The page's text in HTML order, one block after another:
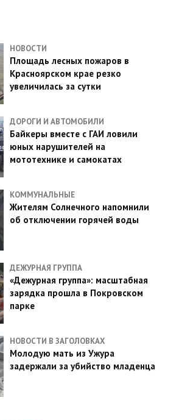
НОВОСТИ
Площадь лесных пожаров в
Красноярском крае резко
увеличилась за сутки
ДОРОГИ И АВТОМОБИЛИ
Байкеры вместе с ГАИ ловили
юных нарушителей на
мототехнике и самокатах
КОММУНАЛЬНЫЕ
Жителям Солнечного напомнили
об отключении горячей воды
ДЕЖУРНАЯ ГРУППА
«Дежурная группа»: масштабная
зарядка прошла в Покровском
парке
НОВОСТИ В ЗАГОЛОВКАХ
Молодую мать из Ужура
задержали за убийство младенца